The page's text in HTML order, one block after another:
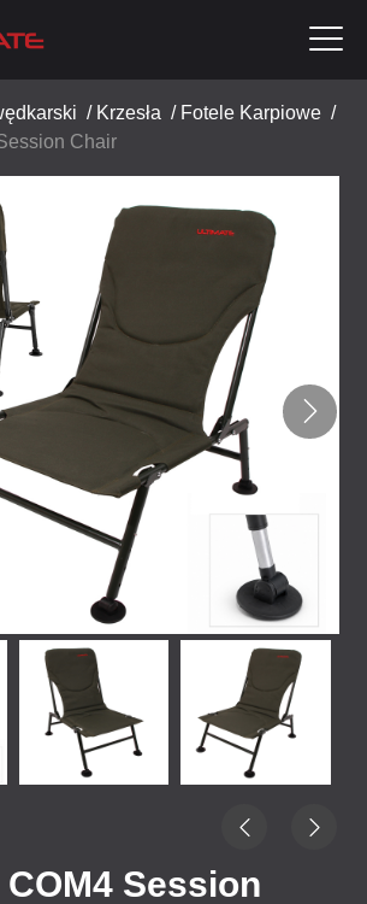
/ Krzesła / Fotele Karpiowe /
Chair
Session